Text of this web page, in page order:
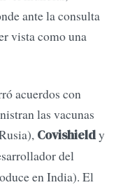
ante la consulta
vista como una
acuerdos con
las vacunas
Covishieldy
del
en India). El